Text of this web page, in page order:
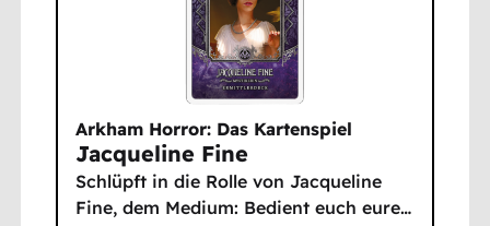
Arkham Horror: Das Kartenspiel
Jacqueline Fine
Schlüpft in die Rolle von Jacqueline
Fine, dem Medium: Bedient euch eure…